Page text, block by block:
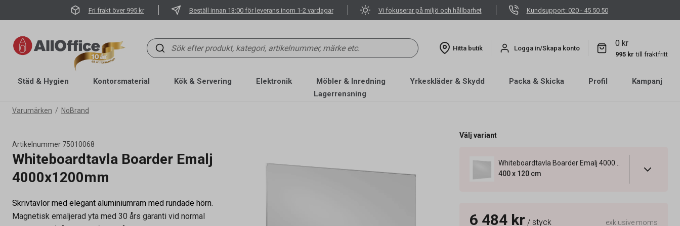
Fri frakt över 995 kr Beställ innan 13:00 för leverans inom 1-2 vardagar Vi fokuserar på miljö och hållbarhet Kundsupport: 020 - 45 50 50
Hitta butik Logga in/Skapa konto
0 kr
995 kr till fraktfritt
Städ & Hygien Kontorsmaterial Kök & Servering Elektronik Möbler & Inredning Yrkeskläder & Skydd Packa & Skicka Profil
Kampanj
Lagerrensning
Varumärken NoBrand
Artikelnummer 75010068
Whiteboardtavla Boarder Emalj
4000x1200mm
Skrivtavlor med elegant aluminiumram med rundade hörn.
Magnetisk emaljerad yta med 30 års garanti vid normal
Välj variant
400 x 120 cm
6 484 kr / styck exklusive moms